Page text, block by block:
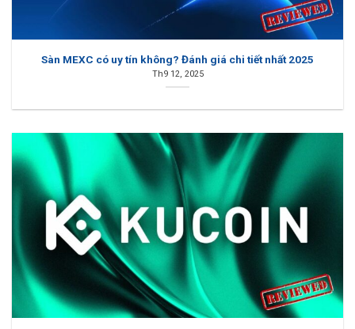
Sàn MEXC có uy tín không? Đánh giá chi tiết nhất 2025
Th9 12, 2025